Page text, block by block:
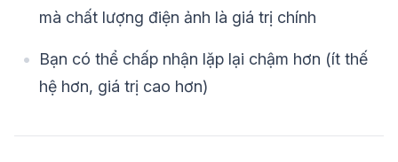
mà chất lượng điện ảnh là giá trị chính
Bạn có thể chấp nhận lặp lại chậm hơn (ít thế
hệ hơn, giá trị cao hơn)